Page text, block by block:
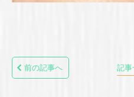
前の記事へ 記事